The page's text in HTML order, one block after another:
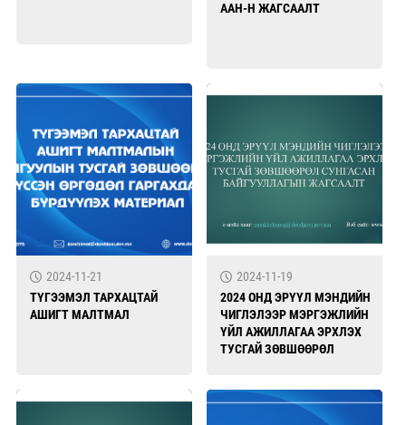
ААН-Н ЖАГСААЛТ
2024-11-21
ТҮГЭЭМЭЛ ТАРХАЦТАЙ
АШИГТ МАЛТМАЛ
2024-11-19
2024 ОНД ЭРҮҮЛ МЭНДИЙН
ЧИГЛЭЛЭЭР МЭРГЭЖЛИЙН
ҮЙЛ АЖИЛЛАГАА ЭРХЛЭХ
ТУСГАЙ ЗӨВШӨӨРӨЛ
ЖАГСААЛТ